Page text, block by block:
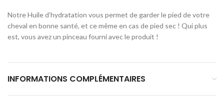
Notre Huile d’hydratation vous permet de garder le pied de votre
cheval en bonne santé, et ce même en cas de pied sec ! Qui plus
est, vous avez un pinceau fourni avec le produit !
INFORMATIONS COMPLÉMENTAIRES